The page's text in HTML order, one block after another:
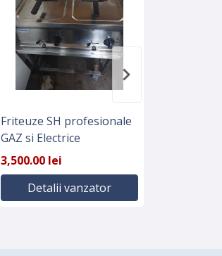
Friteuze SH profesionale
GAZ si Electrice
3,500.00 lei
Detalii vanzator